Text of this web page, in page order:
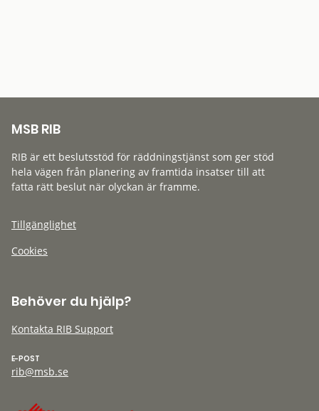
MSB RIB
RIB är ett beslutsstöd för räddningstjänst som ger stöd
hela vägen från planering av framtida insatser till att
fatta rätt beslut när olyckan är framme.
Tillgänglighet
Cookies
Behöver du hjälp?
Kontakta RIB Support
E-POST
rib@msb.se